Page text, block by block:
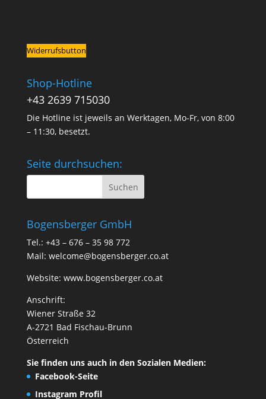
Widerrufsbutton
Shop-Hotline
+43 2639 715030
Die Hotline ist jeweils an Werktagen, Mo-Fr, von 8:00
– 11:30, besetzt.
Seite durchsuchen:
Bogensberger GmbH
Tel.: +43 – 676 – 35 98 772
Mail: welcome@bogensberger.co.at
Website: www.bogensberger.co.at
Anschrift:
Wiener Straße 32
A-2721 Bad Fischau-Brunn
Österreich
Sie finden uns auch in den Sozialen Medien:
Facebook-Seite
Instagram Profil